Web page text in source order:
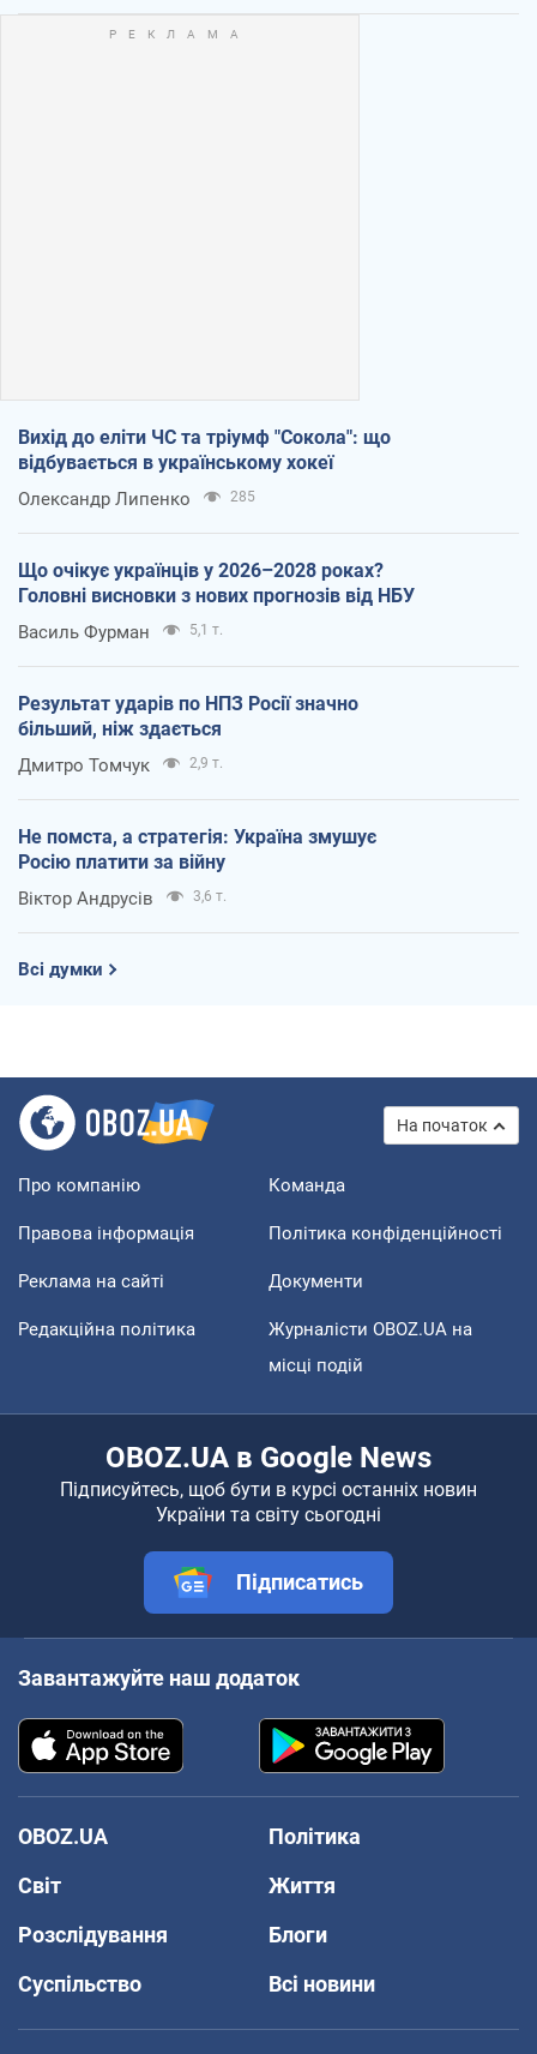
Вихід до еліти ЧС та тріумф "Сокола": що
відбувається в українському хокеї
Олександр Липенко 285
Що очікує українців у 2026–2028 роках?
Головні висновки з нових прогнозів від НБУ
Василь Фурман 5,1 т.
Результат ударів по НПЗ Росії значно
більший, ніж здається
Дмитро Томчук 2,9 т.
Не помста, а стратегія: Україна змушує
Росію платити за війну
Віктор Андрусів 3,6 т.
Всі думки
На початок
Про компанію Команда
Правова інформація Політика конфіденційності
Реклама на сайті Документи
Редакційна політика
Журналісти OBOZ.UA на
місці подій
OBOZ.UA в Google News
Підписуйтесь, щоб бути в курсі останніх новин
України та світу сьогодні
Підписатись
Завантажуйте наш додаток
OBOZ.UA
Політика
Світ
Життя
Розслідування
Блоги
Суспільство
Всі новини